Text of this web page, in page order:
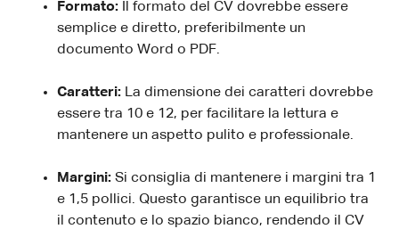
Formato:
Il formato del CV dovrebbe essere
semplice e diretto, preferibilmente un
documento Word o PDF.
Caratteri: La dimensione dei caratteri dovrebbe
essere tra 10 e 12, per facilitare la lettura e
mantenere un aspetto pulito e professionale.
Margini: Si consiglia di mantenere i margini tra 1
e 1,5 pollici. Questo garantisce un equilibrio tra
il contenuto e lo spazio bianco, rendendo il CV